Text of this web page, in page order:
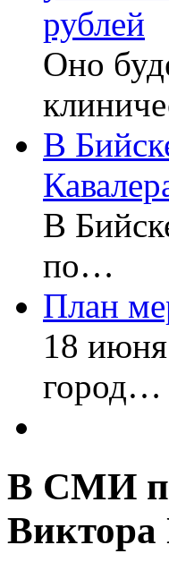
рублей
Оно
В
В
по…
План
18
город…
В СМИ
Виктора